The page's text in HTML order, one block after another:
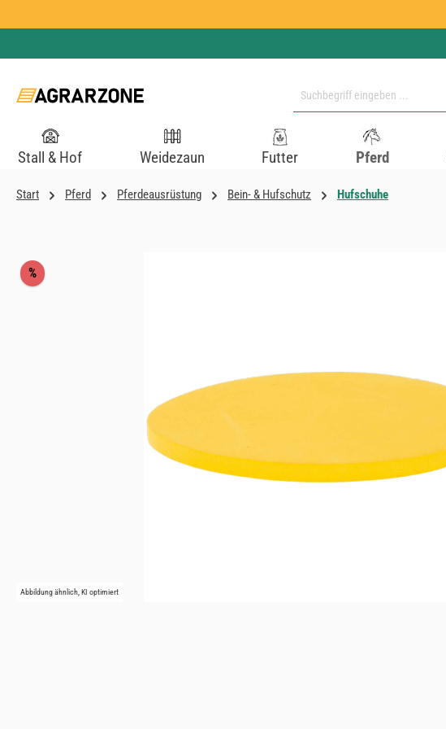
Stall & Hof Weidezaun Futter Pferd
Start Pferd Pferdeausrüstung Bein- & Hufschutz Hufschuhe
Bildergalerie überspringen
%Rabatt
Abbildung ähnlich, KI optimiert